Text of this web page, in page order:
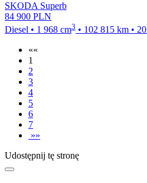
SKODA Superb
84 900 PLN
Diesel • 1 968 cm3 • 102 815 km •
««
1
2
3
4
5
6
7
»»
Udostępnij tę stronę